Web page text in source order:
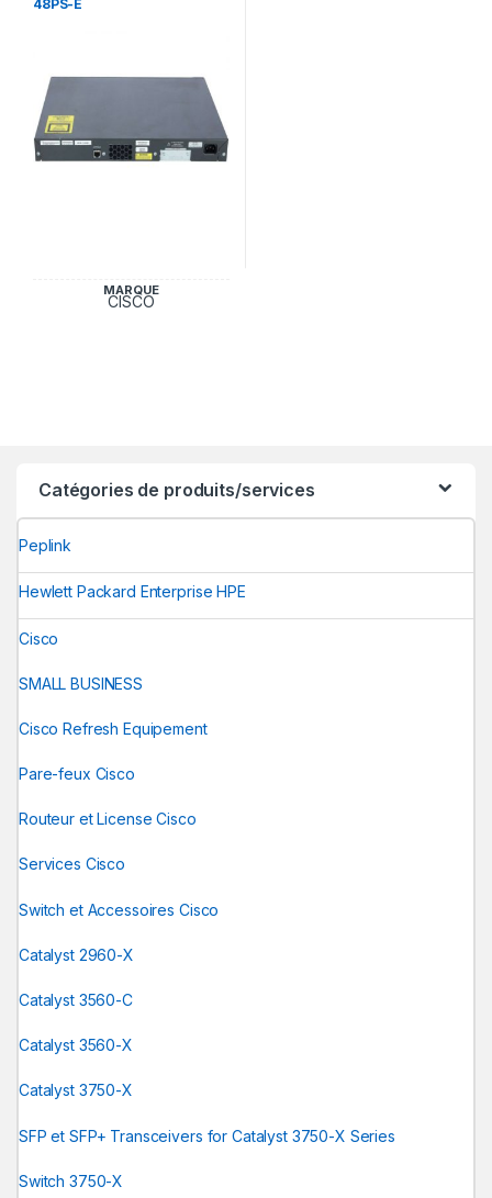
48PS-E
MARQUE
CISCO
Catégories de produits/services
Peplink
Hewlett Packard Enterprise HPE
Cisco
SMALL BUSINESS
Cisco Refresh Equipement
Pare-feux Cisco
Routeur et License Cisco
Services Cisco
Switch et Accessoires Cisco
Catalyst 2960-X
Catalyst 3560-C
Catalyst 3560-X
Catalyst 3750-X
SFP et SFP+ Transceivers for Catalyst 3750-X Series
Switch 3750-X